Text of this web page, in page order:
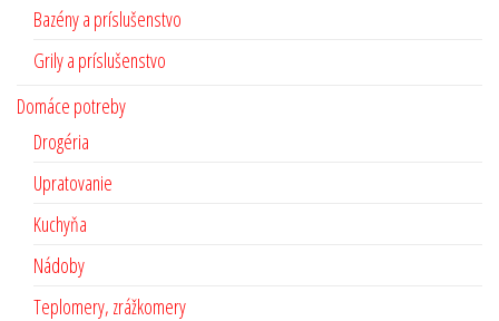
Bazény a príslušenstvo
Grily a príslušenstvo
Domáce potreby
Drogéria
Upratovanie
Kuchyňa
Nádoby
Teplomery, zrážkomery